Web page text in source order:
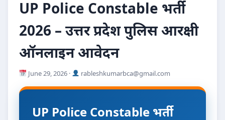
UP Police Constable भर्ती
2026 – उत्तर प्रदेश पुलिस आरक्षी
ऑनलाइन आवेदन
June 29, 2026 · rableshkumarbca@gmail.com
UP Police Constable भर्ती